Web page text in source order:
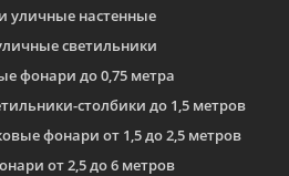
уличные настенные
светильники
фонари до 0,75 метра
столбики до 1,5 метров
фонари от 1,5 до 2,5 метров
от 2,5 до 6 метров